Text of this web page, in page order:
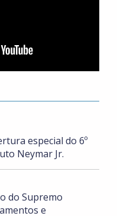
especial do 6º
Neymar Jr.
do Supremo
e